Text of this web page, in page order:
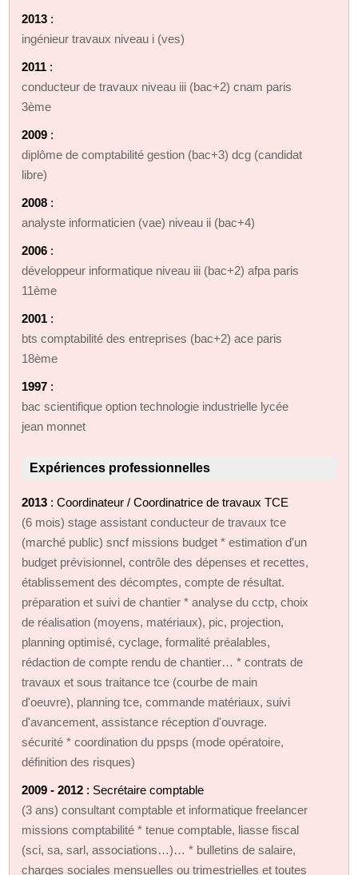
2013 :
ingénieur travaux niveau i (ves)
2011 :
conducteur de travaux niveau iii (bac+2) cnam paris
3ème
2009 :
diplôme de comptabilité gestion (bac+3) dcg (candidat
libre)
2008 :
analyste informaticien (vae) niveau ii (bac+4)
2006 :
développeur informatique niveau iii (bac+2) afpa paris
11ème
2001 :
bts comptabilité des entreprises (bac+2) ace paris
18ème
1997 :
bac scientifique option technologie industrielle lycée
jean monnet
Expériences professionnelles
2013 : Coordinateur / Coordinatrice de travaux TCE
(6 mois) stage assistant conducteur de travaux tce
(marché public) sncf missions budget * estimation d'un
budget prévisionnel, contrôle des dépenses et recettes,
établissement des décomptes, compte de résultat.
préparation et suivi de chantier * analyse du cctp, choix
de réalisation (moyens, matériaux), pic, projection,
planning optimisé, cyclage, formalité préalables,
rédaction de compte rendu de chantier… * contrats de
travaux et sous traitance tce (courbe de main
d'oeuvre), planning tce, commande matériaux, suivi
d'avancement, assistance réception d'ouvrage.
sécurité * coordination du ppsps (mode opératoire,
définition des risques)
2009 - 2012 : Secrétaire comptable
(3 ans) consultant comptable et informatique freelancer
missions comptabilité * tenue comptable, liasse fiscal
(sci, sa, sarl, associations…)… * bulletins de salaire,
charges sociales mensuelles ou trimestrielles et toutes